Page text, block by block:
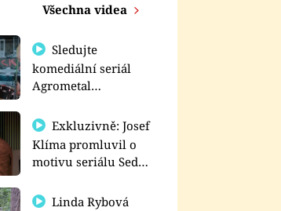
Všechna videa
Sledujte
komediální seriál
Agrometal
prima+
Exkluzivně: Josef
Klíma promluvil o
motivu seriálu Sedm
Linda Rybová